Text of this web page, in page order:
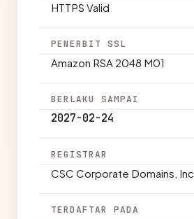
HTTPS Valid
PENERBIT SSL
Amazon RSA 2048 M01
BERLAKU SAMPAI
2027-02-24
REGISTRAR
CSC Corporate Domains, Inc.
TERDAFTAR PADA